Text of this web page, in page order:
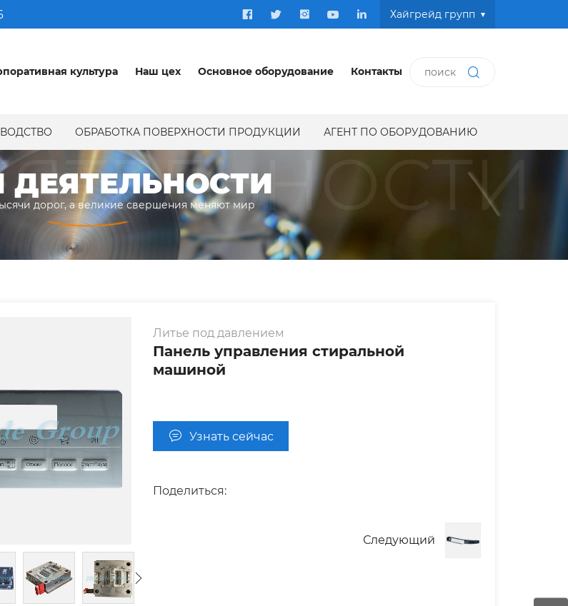
Хайгрейд групп
культура Наш цех Основное оборудование Контакты
ОБРАБОТКА ПОВЕРХНОСТИ ПРОДУКЦИИ АГЕНТ ПО ОБОРУДОВАНИЮ
дорог, а великие свершения меняют мир
Литье под давлением
Панель управления стиральной
машиной
Узнать сейчас
Поделиться:
Следующий